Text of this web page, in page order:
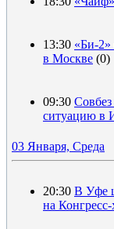
13:30 «Би-2»
в Москве (0)
09:30
ситуацию в
03 Января, Среда
20:30 В Уфе
на Конгресс-